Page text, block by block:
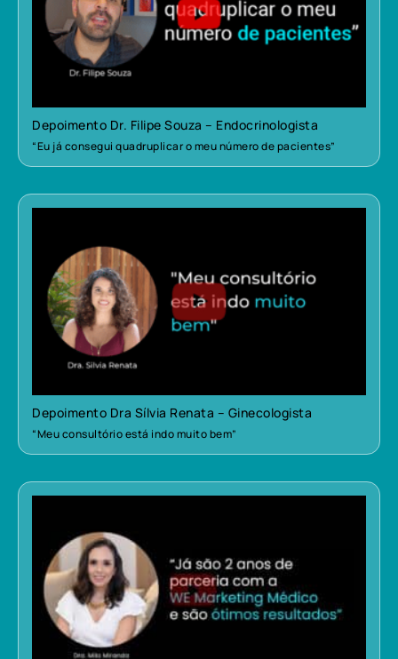
Depoimento Dr. Filipe Souza – Endocrinologista
“Eu já consegui quadruplicar o meu número de pacientes”
Depoimento Dra Sílvia Renata – Ginecologista
“Meu consultório está indo muito bem”